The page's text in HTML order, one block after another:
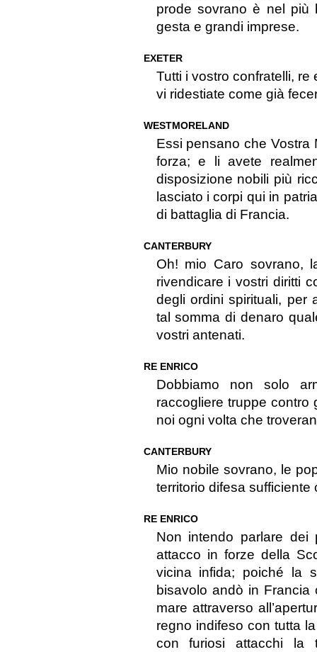
prode sovrano è nel più
gesta e grandi imprese.
EXETER
Tutti i vostro confratelli,
vi ridestiate come già
WESTMORELAND
Essi pensano che
forza; e li avete
disposizione nobili più
lasciato i corpi qui in
di battaglia di Francia.
CANTERBURY
Oh! mio Caro sovrano,
rivendicare i vostri diritti
degli ordini spirituali, per
tal somma di denaro
vostri antenati.
RE ENRICO
Dobbiamo non solo
raccogliere truppe
noi ogni volta che
CANTERBURY
Mio nobile sovrano, le
territorio difesa
RE ENRICO
Non intendo parlare
attacco in forze della
vicina infida; poiché la
bisavolo andò in
mare attraverso
regno indifeso con tutta
con furiosi attacchi la